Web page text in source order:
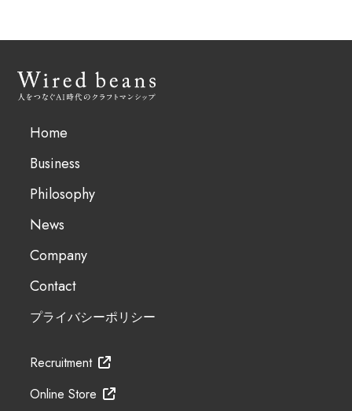
Home
Business
Philosophy
News
Company
Contact
プライバシーポリシー
Recruitment
Online Store